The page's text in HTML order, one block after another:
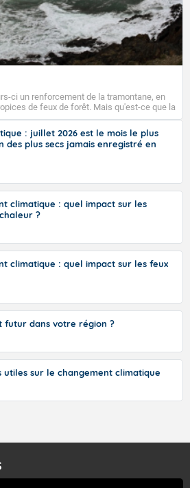
ci un renforcement de la tramontane, en
de feux de forêt. Mais qu'est-ce que la
caractéristiques ? La tramontane est un
nord-ouest à nord, ou ouest à nord-
du Roussillon à la vallée de l’Aude et à
de ce vent vient du latin trasmontanus,
en allusion aux régions montagneuses
: juillet 2026 est le mois le plus
des plus secs jamais enregistré en
climatique : quel impact sur les
?
climatique : quel impact sur les feux
futur dans votre région ?
utiles sur le changement climatique